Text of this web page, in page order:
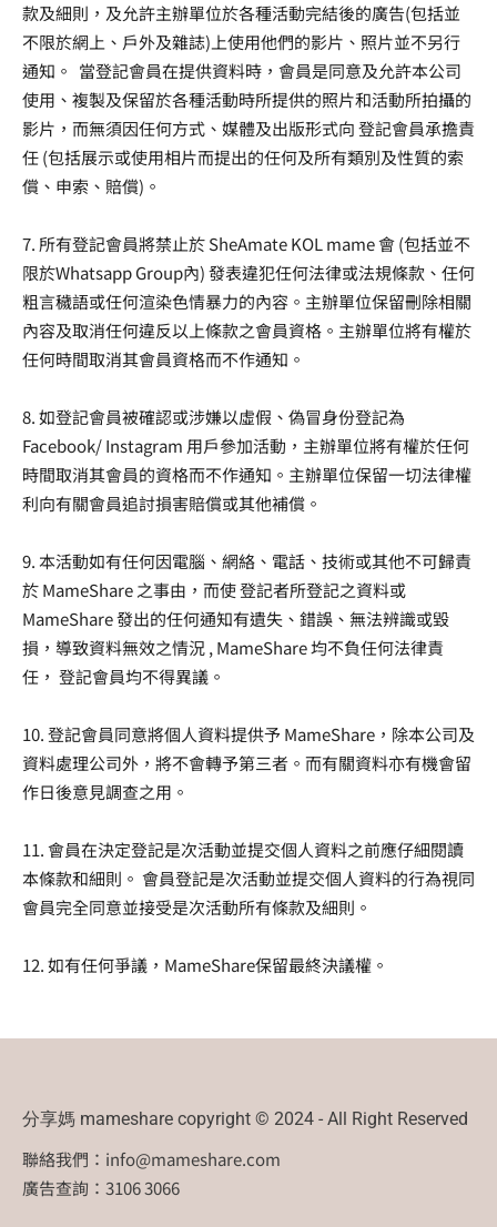
款及細則，及允許主辦單位於各種活動完結後的廣告(包括並
不限於網上、戶外及雜誌)上使用他們的影片、照片並不另行
通知。 當登記會員在提供資料時，會員是同意及允許本公司
使用、複製及保留於各種活動時所提供的照片和活動所拍攝的
影片，而無須因任何方式、媒體及出版形式向 登記會員承擔責
任 (包括展示或使用相片而提出的任何及所有類別及性質的索
償、申索、賠償)。
7. 所有登記會員將禁止於 SheAmate KOL mame 會 (包括並不
限於Whatsapp Group內) 發表違犯任何法律或法規條款、任何
粗言穢語或任何渲染色情暴力的內容。主辦單位保留刪除相關
內容及取消任何違反以上條款之會員資格。主辦單位將有權於
任何時間取消其會員資格而不作通知。
8. 如登記會員被確認或涉嫌以虛假、偽冒身份登記為
Facebook/ Instagram 用戶參加活動，主辦單位將有權於任何
時間取消其會員的資格而不作通知。主辦單位保留一切法律權
利向有關會員追討損害賠償或其他補償。
9. 本活動如有任何因電腦、網絡、電話、技術或其他不可歸責
於 MameShare 之事由，而使 登記者所登記之資料或
MameShare 發出的任何通知有遺失、錯誤、無法辨識或毀
損，導致資料無效之情況 , MameShare 均不負任何法律責
任， 登記會員均不得異議。
10. 登記會員同意將個人資料提供予 MameShare，除本公司及
資料處理公司外，將不會轉予第三者。而有關資料亦有機會留
作日後意見調查之用。
11. 會員在決定登記是次活動並提交個人資料之前應仔細閱讀
本條款和細則。 會員登記是次活動並提交個人資料的行為視同
會員完全同意並接受是次活動所有條款及細則。
12. 如有任何爭議，MameShare保留最終決議權。
分享媽 mameshare copyright © 2024 - All Right Reserved
聯絡我們： info@mameshare.com
廣告查詢：3106 3066